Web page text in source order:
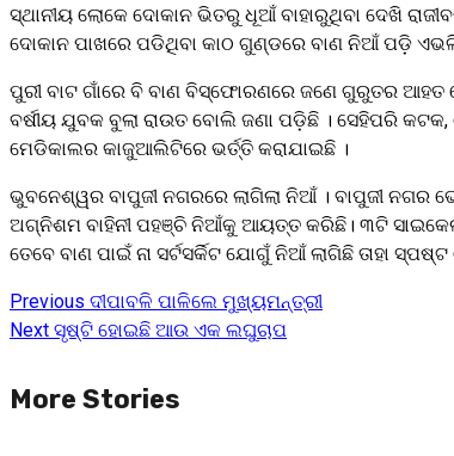
ସ୍ଥାନୀୟ ଲୋକେ ଦୋକାନ ଭିତରୁ ଧୂଆଁ ବାହାରୁଥିବା ଦେଖି
ଦୋକାନ ପାଖରେ ପଡିଥିବା କାଠ ଗୁଣ୍ଡରେ ବାଣ ନିଆଁ ପଡ଼ି
ପୁରୀ ବାଟ ଗାଁରେ ବି ବାଣ ବିସ୍ଫୋରଣରେ ଜଣେ ଗୁରୁତର ଆହତ
ବର୍ଷୀୟ ଯୁବକ ବୁଲା ରାଉତ ବୋଲି ଜଣା ପଡ଼ିଛି । ସେହିପରି
ମେଡିକାଲର କାଜୁଆଲିଟିରେ ଭର୍ତ୍ତି କରାଯାଇଛି ।
ଭୁବନେଶ୍ୱର ବାପୁଜୀ ନଗରରେ ଲାଗିଲା ନିଆଁ । ବାପୁଜୀ
ଅଗ୍ନିଶମ ବାହିନୀ ପହଞ୍ଚି ନିଆଁକୁ ଆୟତ୍ତ କରିଛି। ୩ଟି
ତେବେ ବାଣ ପାଇଁ ନା ସର୍ଟସର୍କିଟ ଯୋଗୁଁ ନିଆଁ ଲାଗିଛି ତାହା ସ୍ପଷ୍ଟ
Continue
Reading
Previous ଦୀପାବଳି ପାଳିଲେ ମୁଖ୍ୟମନ୍ତ୍ରୀ
Next ସୃଷ୍ଟି ହୋଇଛି ଆଉ ଏକ ଲଘୁଚାପ
More Stories